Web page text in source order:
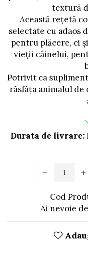
AFECTIUNI OCULARE
AFECTIUNI URINARE
IMUNITATE
LAPTE PRAF
AFECTIUNI OCULARE
AFECTIUNI URINARE
IMUNITATE
LAPTE PRAF
textură
Această rețetă
selectate cu adaos
pentru plăcere, ci
vieții câinelui,
Potrivit ca
răsfăța animalul de
Durata de livrare:
Cod
Ai nevoie